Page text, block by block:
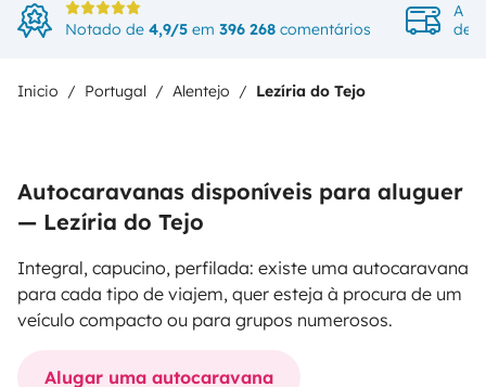
Notado de 4,9/5 em 396 268 comentários
A
de
Inicio Portugal Alentejo Lezíria do Tejo
Autocaravanas disponíveis para aluguer
— Lezíria do Tejo
Integral, capucino, perfilada: existe uma autocaravana
para cada tipo de viajem, quer esteja à procura de um
veículo compacto ou para grupos numerosos.
Alugar uma autocaravana